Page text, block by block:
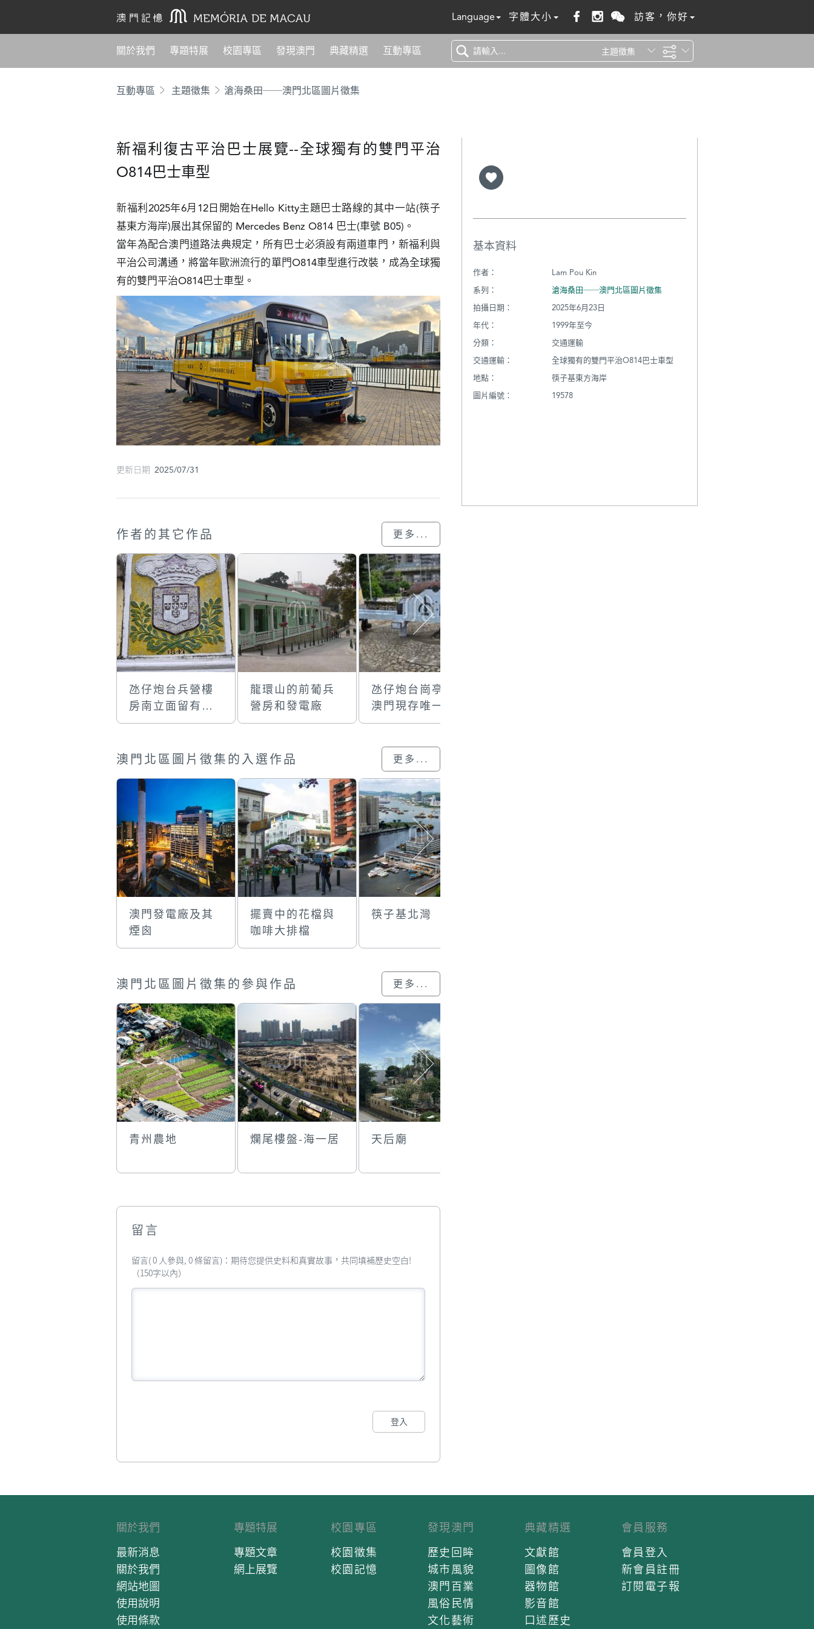
Language 字體大小 訪客，你好
關於我們 專題特展 校園專區 發現澳門 典藏精選 互動專區 主題徵集
互動專區 主題徵集 滄海桑田──澳門北區圖片徵集
新福利復古平治巴士展覽--全球獨有的雙門平治
O814巴士車型
新福利2025年6月12日開始在Hello Kitty主題巴士路線的其中一站(筷子
基東方海岸)展出其保留的 Mercedes Benz O814 巴士(車號 B05)。
當年為配合澳門道路法典規定，所有巴士必須設有兩道車門，新福利與
平治公司溝通，將當年歐洲流行的單門O814車型進行改裝，成為全球獨
有的雙門平治O814巴士車型。
更新日期 2025/07/31
作者的其它作品 更多...
氹仔炮台兵營樓
房南立面留有的
寫着1847及葡萄
皇徽號
龍環山的前葡兵
營房和發電廠
氹仔炮台崗亭和
澳門現存唯一可
水平轉動的岸防
澳門北區圖片徵集的入選作品 更多...
澳門發電廠及其
煙囪
擺賣中的花檔與
咖啡大排檔
筷子基北灣
澳門北區圖片徵集的參與作品 更多...
青州農地 爛尾樓盤-海一居 天后廟
留言
留言( 0 人參與, 0 條留言)：期待您提供史料和真實故事，共同填補歷史空白!
（150字以內）
登入
基本資料
作者：
Lam Pou Kin
系列：
滄海桑田──澳門北區圖片徵集
拍攝日期：
2025年6月23日
年代：
1999年至今
分類：
交通運輸
交通運輸：
全球獨有的雙門平治O814巴士車型
地點：
筷子基東方海岸
圖片編號：
19578
關於我們
最新消息
關於我們
網站地圖
使用說明
使用條款
專題特展
專題文章
網上展覽
校園專區
校園徵集
校園記憶
發現澳門
歷史回眸
城市風貌
澳門百業
風俗民情
文化藝術
典藏精選
文獻館
圖像館
器物館
影音館
口述歷史
會員服務
會員登入
新會員註冊
訂閱電子報